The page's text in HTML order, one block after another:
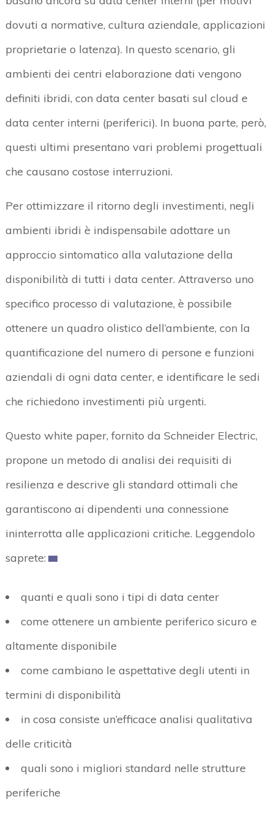
dovuti a normative, cultura aziendale, applicazioni
proprietarie o latenza). In questo scenario, gli
ambienti dei centri elaborazione dati vengono
definiti ibridi, con data center basati sul cloud e
data center interni (periferici). In buona parte, però,
questi ultimi presentano vari problemi progettuali
che causano costose interruzioni.
Per ottimizzare il ritorno degli investimenti, negli
ambienti ibridi è indispensabile adottare un
approccio sintomatico alla valutazione della
disponibilità di tutti i data center. Attraverso uno
specifico processo di valutazione, è possibile
ottenere un quadro olistico dell’ambiente, con la
quantificazione del numero di persone e funzioni
aziendali di ogni data center, e identificare le sedi
che richiedono investimenti più urgenti.
Questo white paper, fornito da Schneider Electric,
propone un metodo di analisi dei requisiti di
resilienza e descrive gli standard ottimali che
garantiscono ai dipendenti una connessione
ininterrotta alle applicazioni critiche. Leggendolo
saprete:
quanti e quali sono i tipi di data center
come ottenere un ambiente periferico sicuro e
altamente disponibile
come cambiano le aspettative degli utenti in
termini di disponibilità
in cosa consiste un’efficace analisi qualitativa
delle criticità
quali sono i migliori standard nelle strutture
periferiche